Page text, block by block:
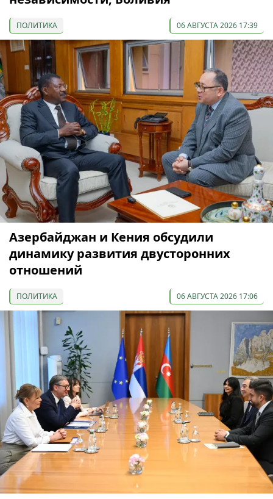
ПОЛИТИКА 06 АВГУСТА 2026 17:39
Азербайджан и Кения обсудили
динамику развития двусторонних
отношений
ПОЛИТИКА 06 АВГУСТА 2026 17:06